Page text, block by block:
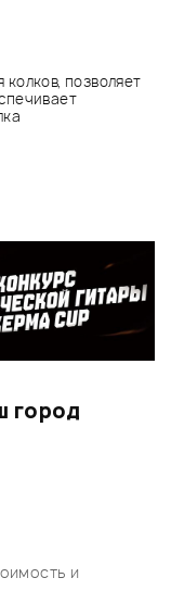
позволяет
город
и